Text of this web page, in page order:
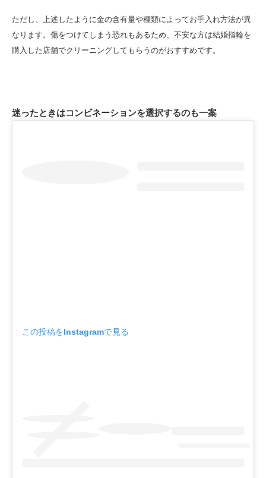
ただし、上述したように金の含有量や種類によってお手入れ方法が異
なります。傷をつけてしまう恐れもあるため、不安な方は結婚指輪を
購入した店舗でクリーニングしてもらうのがおすすめです。
迷ったときはコンビネーションを選択するのも一案
この投稿をInstagramで見る